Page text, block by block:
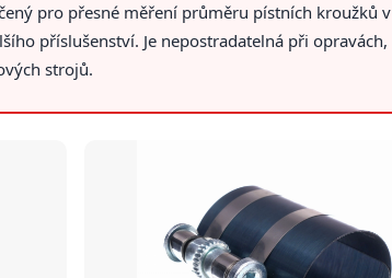
pro přesné měření průměru pístních kroužků v
příslušenství. Je nepostradatelná při opravách,
strojů.